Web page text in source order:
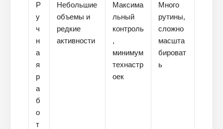
Р
у
ч
н
а
я
р
а
б
о
т
Небольшие
объемы и
редкие
активности
Максима
льный
контроль
,
минимум
технастр
оек
Много
рутины,
сложно
масшта
бироват
ь
ПЕРЕЙТИ В БЛОГ